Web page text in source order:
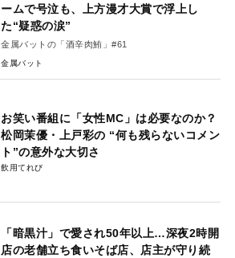
ームで号泣も、上方漫才大賞で浮上し
た“疑惑の涙”
金属バットの「酒辛肉鮪」#61
金属バット
お笑い番組に「女性MC」は必要なのか？
松岡茉優・上戸彩の “何も残らないコメン
ト”の意外な大切さ
飲用てれび
「暗黒汁」で愛され50年以上…深夜2時開
店の老舗立ち食いそば店、店主が守り続